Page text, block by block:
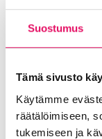
Suostumus
Tämä sivusto
Käytämme
räätälöimiseen,
tukemiseen ja
13.10.2022
675 121,